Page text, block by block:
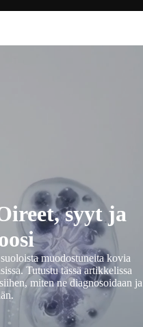
syyt ja
muodostuneita kovia
Tutustu tässä artikkelissa
miten ne diagnosoidaan ja